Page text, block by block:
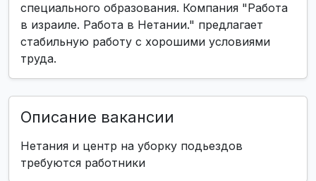
специального образования. Компания "Работа
в израиле. Работа в Нетании." предлагает
стабильную работу с хорошими условиями
труда.
Описание вакансии
Нетания и центр на уборку подьездов
требуются работники